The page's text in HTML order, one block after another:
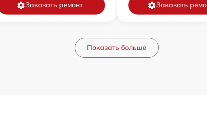
Заказать ремонт Заказать
Показать больше